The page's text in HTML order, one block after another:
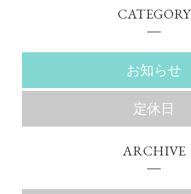
CATEGORY
お知らせ
定休日
ARCHIVE